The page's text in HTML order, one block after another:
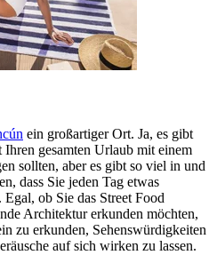
ein großartiger Ort. Ja, es gibt
gesamten Urlaub mit einem
sollten, aber es gibt so viel in und
dass Sie jeden Tag etwas
ob Sie das Street Food
Architektur erkunden möchten,
zu erkunden, Sehenswürdigkeiten
auf sich wirken zu lassen.